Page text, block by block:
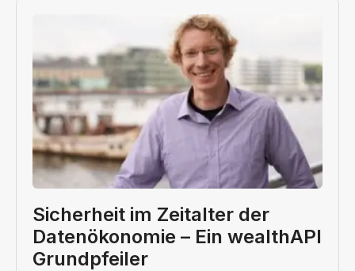
Sicherheit im Zeitalter der
Datenökonomie – Ein wealthAPI
Grundpfeiler